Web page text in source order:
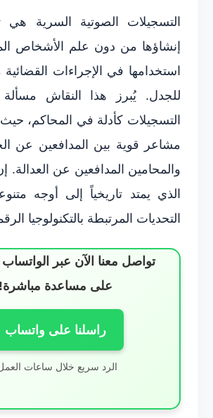
التسجيلات الصوتية السرية هي
إنشاؤها من دون علم الأشخاص
استخدامها في الإجراءات
للجدل. يُبرز هذا النقاش
التسجيلات كأدلة في المحاكم،
مشاعر قوية بين المدافعين عن
والمحامين المدافعين عن العدالة.
الذي يمتد تاريخياً إلى أوجه
التحديات المرتبطة بالتكنولوجيا
تواصل معنا الآن عبر
على مساعدة مباشرة!
راسلنا على واتساب
الرد سريع خلال ساعات